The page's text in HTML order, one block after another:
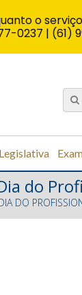
do
DO
o
0237 | (61)